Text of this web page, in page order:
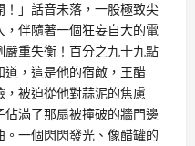
！」話音未落，一股極致尖
伴隨著一個狂妄自大的電
重失衡！百分之九十九點
，這是他的宿敵，王醋
被迫從他對蒜泥的焦慮
滿了那扇被撞破的牆門邊
一個閃閃發光、像醋罐的